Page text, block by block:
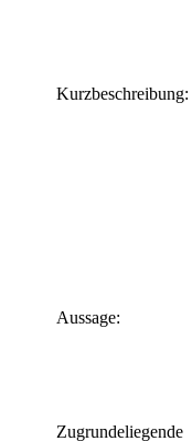
Kurzbeschreibung:
Aussage:
Zugrundeliegende